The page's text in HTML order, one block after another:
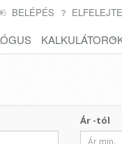
BELÉPÉS
Ár -tól